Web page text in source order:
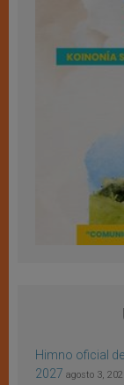
Himno oficial
2027 agosto 3,